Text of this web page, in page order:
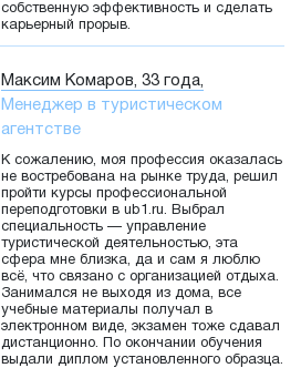
собственную эффективность и сделать
карьерный прорыв.
Максим Комаров, 33 года,
Менеджер в туристическом
агентстве
К сожалению, моя профессия оказалась
не востребована на рынке труда, решил
пройти курсы профессиональной
переподготовки в ub1.ru. Выбрал
специальность — управление
туристической деятельностью, эта
сфера мне близка, да и сам я люблю
всё, что связано с организацией отдыха.
Занимался не выходя из дома, все
учебные материалы получал в
электронном виде, экзамен тоже сдавал
дистанционно. По окончании обучения
выдали диплом установленного образца.